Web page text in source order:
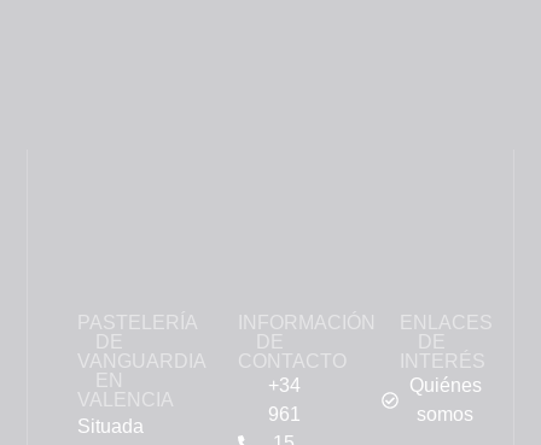
PASTELERÍA
DE
VANGUARDIA
EN
VALENCIA
Situada
INFORMACIÓN
DE
CONTACTO
+34
961
ENLACES
DE
INTERÉS
Quiénes
somos